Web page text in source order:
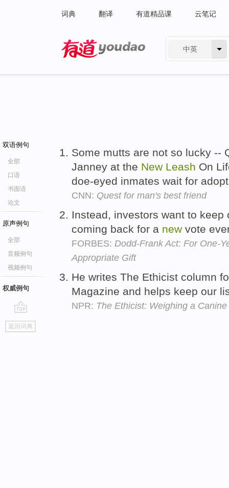
词典 翻译 有道精品课 云笔记
中英
双语例句
全部
口语
书面语
论文
原声例句
全部
音频例句
视频例句
权威例句
go
top
返回词典
Some mutts are not so lucky --
Janney at the New Leash On
doe-eyed inmates wait for
CNN: Quest for man's best friend
Instead, investors want to
coming back for a new vote
FORBES: Dodd-Frank Act: For One-
Appropriate Gift
He writes The Ethicist column
Magazine and helps keep our
NPR: The Ethicist: Weighing a